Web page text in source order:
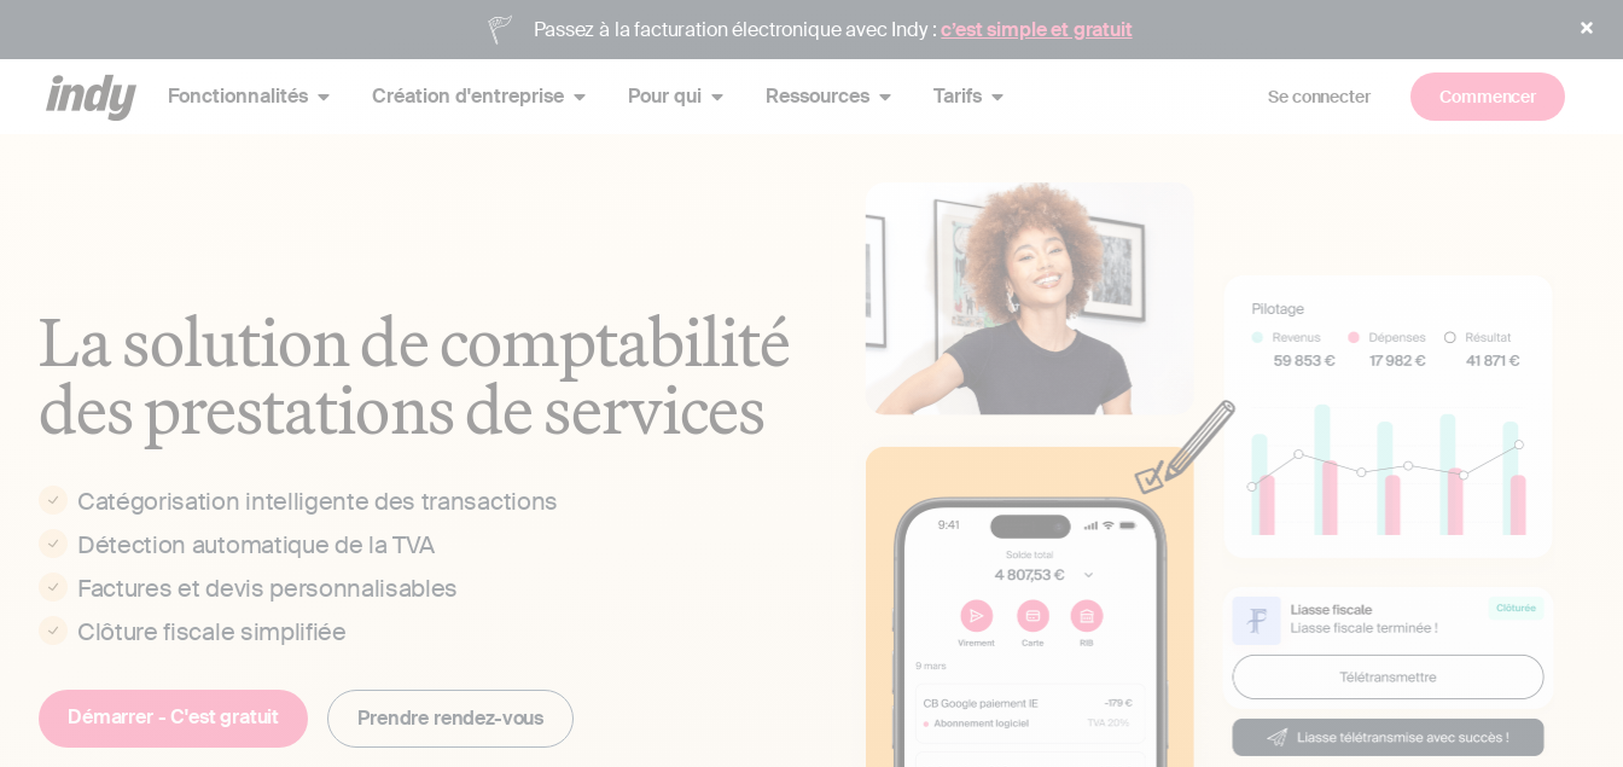
Passez à la facturation électronique avec Indy :c’est simple et gratuit
Fonctionnalités Création d'entreprise Pour qui Ressources Tarifs Se connecter Commencer
La solution de comptabilité
des prestations de services
Catégorisation intelligente des transactions
Détection automatique de la TVA
Factures et devis personnalisables
Clôture fiscale simplifiée
Démarrer - C'est gratuit Prendre rendez-vous